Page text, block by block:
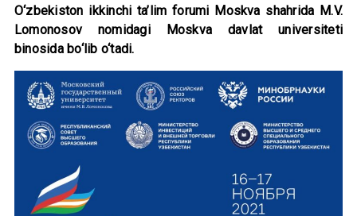
O‘zbekiston ikkinchi ta’lim forumi Moskva shahrida M.V.
Lomonosov nomidagi Moskva davlat universiteti
binosida bo‘lib o‘tadi.